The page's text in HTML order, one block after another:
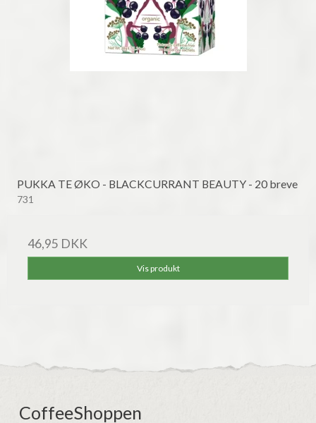
PUKKA TE ØKO - BLACKCURRANT BEAUTY - 20 breve
731
46,95 DKK
Vis produkt
CoffeeShoppen